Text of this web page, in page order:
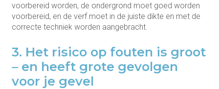
voorbereid worden, de ondergrond moet goed worden
voorbereid, en de verf moet in de juiste dikte en met de
correcte techniek worden aangebracht.
3. Het risico op fouten is groot
– en heeft grote gevolgen
voor je gevel